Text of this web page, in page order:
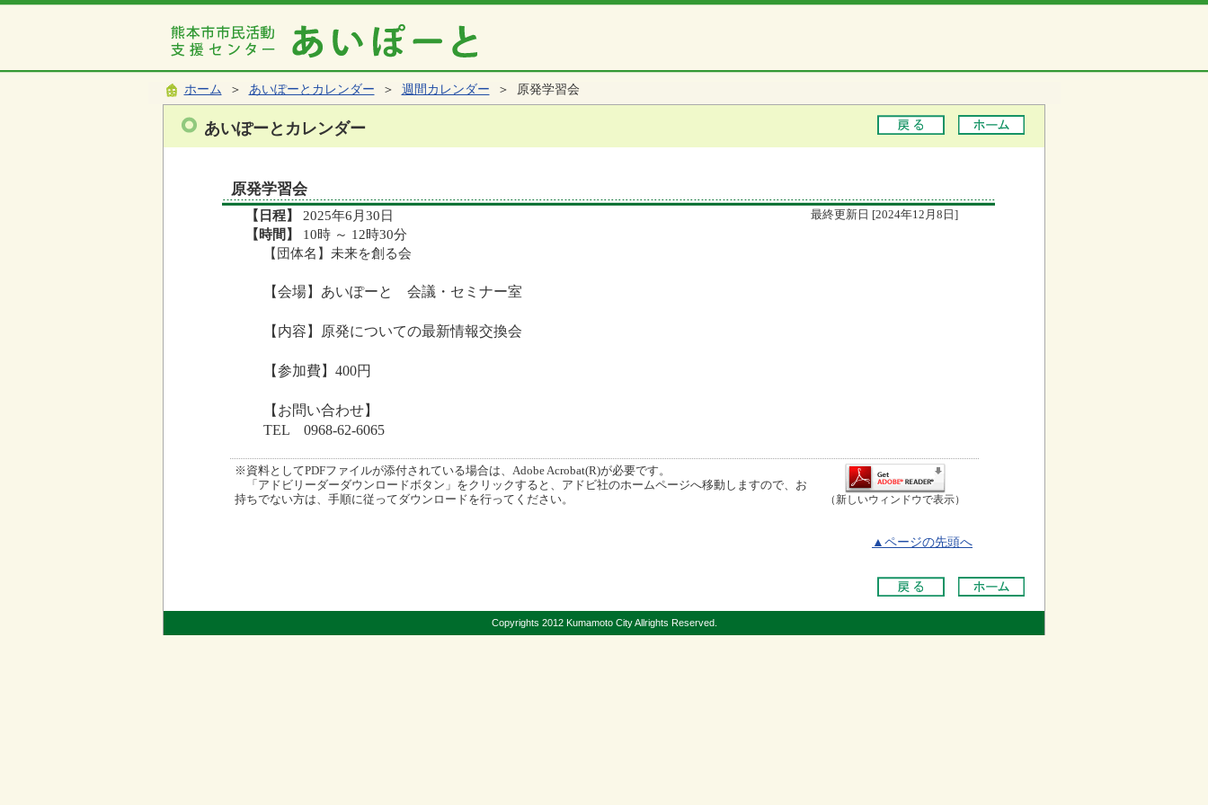
ホーム ＞ あいぽーとカレンダー ＞ 週間カレンダー ＞ 原発学習会
あいぽーとカレンダー
原発学習会
【日程】 2025年6月30日 最終更新日 [2024年12月8日]
【時間】
10時 ～ 12時30分
【団体名】未来を創る会
【会場】あいぽーと 会議・セミナー室
【内容】原発についての最新情報交換会
【参加費】400円
【お問い合わせ】
TEL 0968-62-6065
※資料としてPDFファイルが添付されている場合は、Adobe Acrobat(R)が必要です。
「アドビリーダーダウンロードボタン」をクリックすると、アドビ社のホームページへ移動しますので、お
持ちでない方は、手順に従ってダウンロードを行ってください。
（新しいウィンドウで表示）
▲ページの先頭へ
Copyrights 2012 Kumamoto City Allrights Reserved.